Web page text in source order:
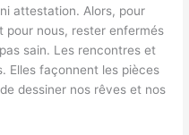
attestation. Alors, pour
pour nous, rester enfermés
sain. Les rencontres et
Elles façonnent les pièces
dessiner nos rêves et nos